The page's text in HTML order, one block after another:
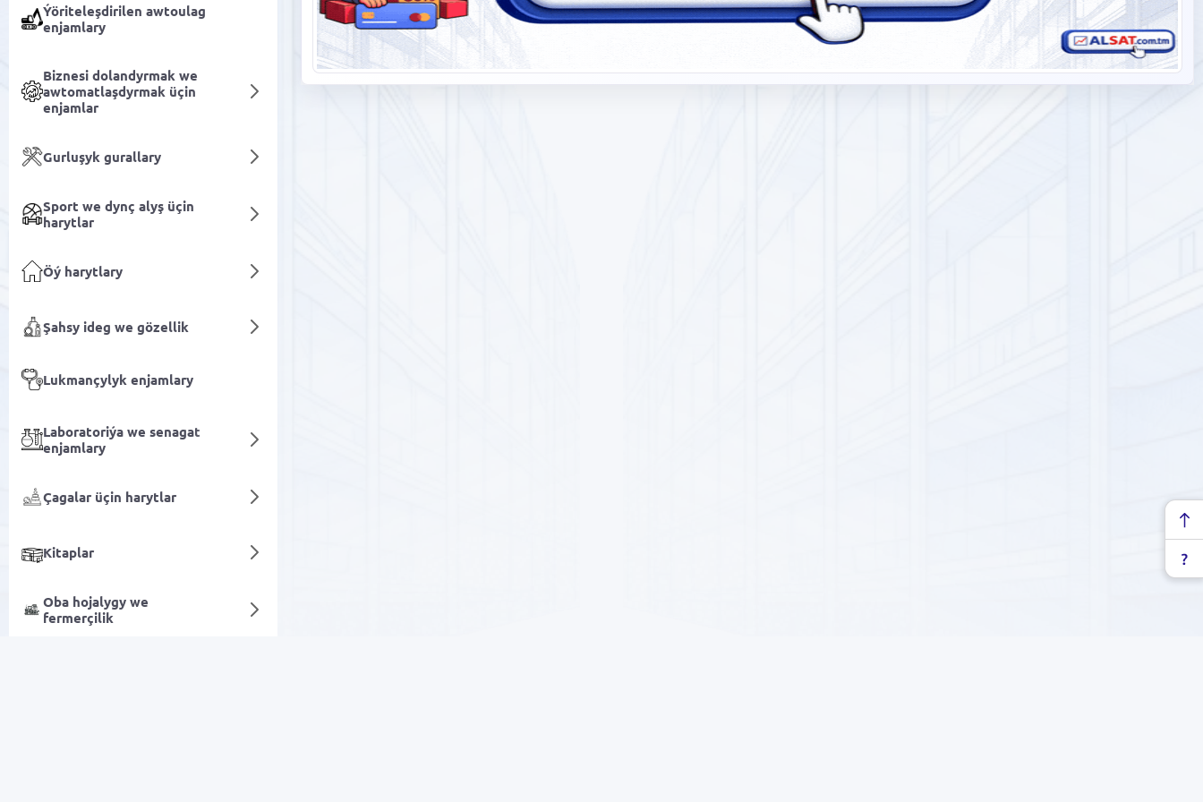
Ýöriteleşdirilen awtoulag
enjamlary
Biznesi dolandyrmak we
awtomatlaşdyrmak üçin
enjamlar
Gurluşyk gurallary
Sport we dynç alyş üçin
harytlar
Öý harytlary
Şahsy ideg we gözellik
Lukmançylyk enjamlary
Laboratoriýa we senagat
enjamlary
Çagalar üçin harytlar
Kitaplar
Oba hojalygy we
fermerçilik